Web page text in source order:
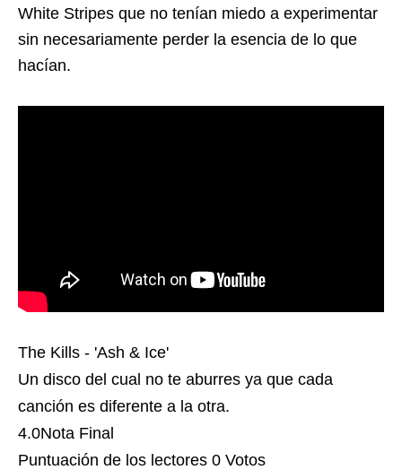
White Stripes que no tenían miedo a experimentar
sin necesariamente perder la esencia de lo que
hacían.
The Kills - 'Ash & Ice'
Un disco del cual no te aburres ya que cada
canción es diferente a la otra.
4.0Nota Final
Puntuación de los lectores 0 Votos